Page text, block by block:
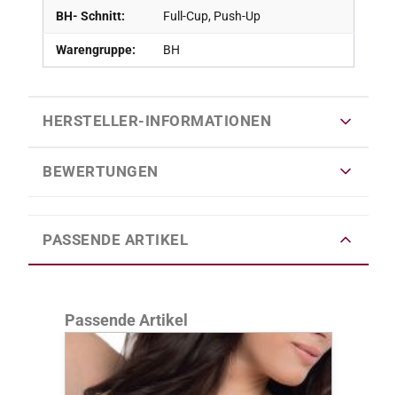
BH- Schnitt: Full-Cup, Push-Up
Warengruppe: BH
HERSTELLER-INFORMATIONEN
BEWERTUNGEN
PASSENDE ARTIKEL
Produktgalerie überspringen
Passende Artikel